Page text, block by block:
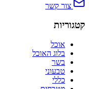
צור קשר
קטגוריות
אוכל
בלוג האוכל
בשר
טבעוני
כללי